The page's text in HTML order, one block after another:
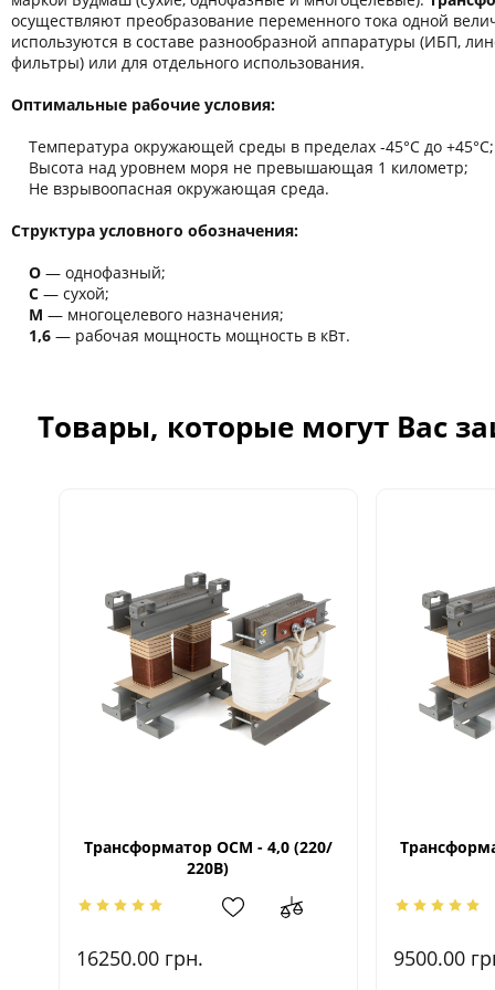
осуществляют преобразование переменного тока одной
используются в составе разнообразной аппаратуры (ИБП,
фильтры) или для отдельного использования.
Оптимальные рабочие условия:
Температура окружающей среды в пределах -45°C до +45°C;
Высота над уровнем моря не превышающая 1 километр;
Не взрывоопасная окружающая среда.
Структура условного обозначения:
О ― однофазный;
С ― сухой;
М ― многоцелевого назначения;
1,6 ― рабочая мощность мощность в кВт.
Товары, которые могут Вас
Трансформатор ОСМ - 4,0 (220/
220В)
16250.00 грн. 9500.00